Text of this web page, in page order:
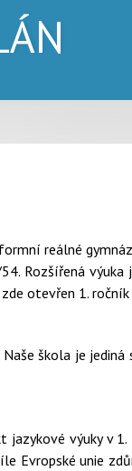
reálné
Rozšířená
otevřen 1. ročník
Naše škola je
jazykové výuky v
Evropské unie